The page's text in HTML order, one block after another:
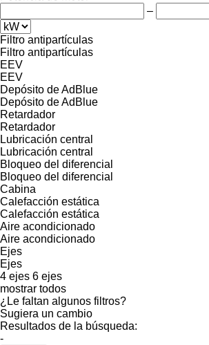
–
Filtro antipartículas
Filtro antipartículas
EEV
EEV
Depósito de AdBlue
Depósito de AdBlue
Retardador
Retardador
Lubricación central
Lubricación central
Bloqueo del diferencial
Bloqueo del diferencial
Cabina
Calefacción estática
Calefacción estática
Aire acondicionado
Aire acondicionado
Ejes
Ejes
4 ejes 6 ejes
mostrar todos
¿Le faltan algunos filtros?
Sugiera un cambio
Resultados de la búsqueda:
-